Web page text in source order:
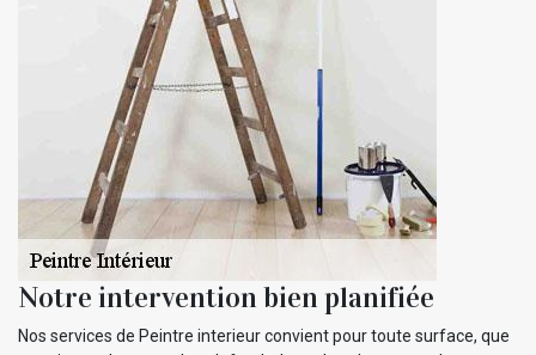
Notre intervention bien planifiée
Nos services de Peintre interieur convient pour toute surface, que